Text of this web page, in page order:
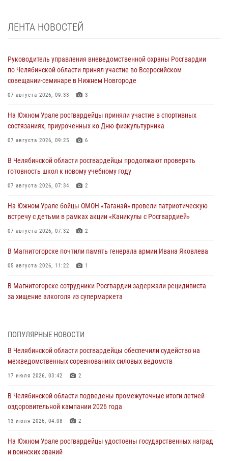
ЛЕНТА НОВОСТЕЙ
Руководитель управления вневедомственной охраны Росгвардии
по Челябинской области принял участие во Всеросийском
совещании-семинаре в Нижнем Новгороде
07 августа 2026, 09:33 3
На Южном Урале росгвардейцы приняли участие в спортивных
состязаниях, приуроченных ко Дню физкультурника
07 августа 2026, 09:25 6
В Челябинской области росгвардейцы продолжают проверять
готовность школ к новому учебному году
07 августа 2026, 07:34 2
На Южном Урале бойцы ОМОН «Таганай» провели патриотическую
встречу с детьми в рамках акции «Каникулы с Росгвардией»
07 августа 2026, 07:32 2
В Магнитогорске почтили память генерала армии Ивана Яковлева
05 августа 2026, 11:22 1
В Магнитогорске сотрудники Росгвардии задержали рецидивиста
за хищение алкоголя из супермаркета
На Южном Урале спецназ Росгвардии провел военно-полевые
Росгвардейцы задержали трёх магазинных воров в Челябинске
На Южном Урале сотрудники Росгвардии задержали
подозреваемого в совершении убийства
В Челябинской области росгвардейцами по горячим следам
ПОПУЛЯРНЫЕ НОВОСТИ
В Челябинской области росгвардейцы обеспечили судейство на
межведомственных соревнованиях силовых ведомств
17 июля 2026, 03:42 2
В Челябинской области подведены промежуточные итоги летней
оздоровительной кампании 2026 года
13 июля 2026, 04:08 2
На Южном Урале росгвардейцы удостоены государственных наград
и воинских званий